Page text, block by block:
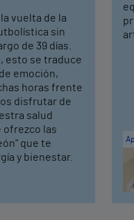
vuelta de la
sin
de 39 días.
esto se traduce
emoción,
horas frente
disfrutar de
salud
ofrezco las
que te
y bienestar.